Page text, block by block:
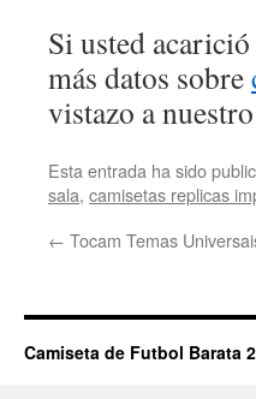
Si usted
más datos sobre
vistazo a
Esta entrada ha sido
sala, camisetas replicas
← Tocam Temas
Camiseta de Futbol Barata